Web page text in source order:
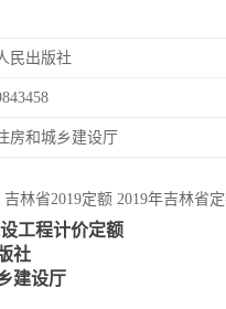
民出版社
房和城乡建设厅
林省2019定额 2019年吉林省
工程计价定额
社
建设厅